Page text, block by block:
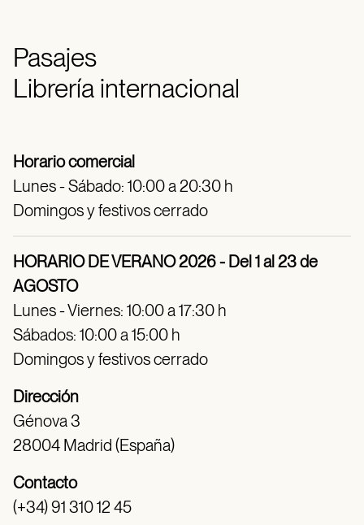
Pasajes
Librería internacional
Horario comercial
Lunes - Sábado: 10:00 a 20:30 h
Domingos y festivos cerrado
HORARIO DE VERANO 2026 - Del 1 al 23 de
AGOSTO
Lunes - Viernes: 10:00 a 17:30 h
Sábados: 10:00 a 15:00 h
Domingos y festivos cerrado
Dirección
Génova 3
28004 Madrid (España)
Contacto
(+34) 91 310 12 45